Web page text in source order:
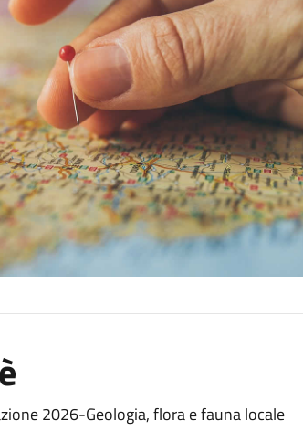
2026-Geologia, flora e fauna locale